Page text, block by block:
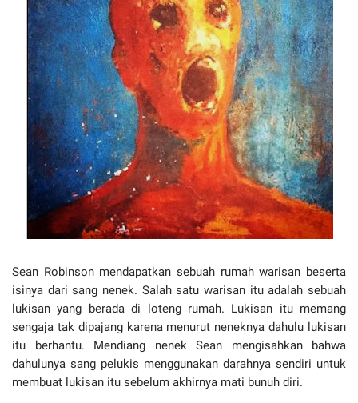
Sean Robinson mendapatkan sebuah rumah warisan beserta
isinya dari sang nenek. Salah satu warisan itu adalah sebuah
lukisan yang berada di loteng rumah. Lukisan itu memang
sengaja tak dipajang karena menurut neneknya dahulu lukisan
itu berhantu. Mendiang nenek Sean mengisahkan bahwa
dahulunya sang pelukis menggunakan darahnya sendiri untuk
membuat lukisan itu sebelum akhirnya mati bunuh diri.